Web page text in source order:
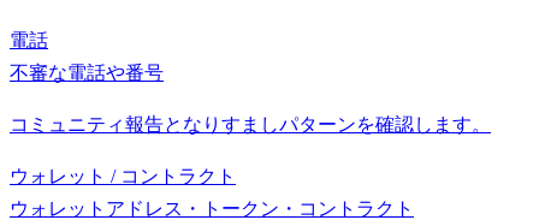
電話
不審な電話や番号
コミュニティ報告となりすましパターンを確認します。
ウォレット / コントラクト
ウォレットアドレス・トークン・コントラクト